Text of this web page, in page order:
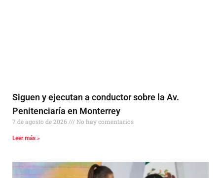
Siguen y ejecutan a conductor sobre la Av.
Penitenciaría en Monterrey
7 de agosto de 2026 No hay comentarios
Leer más »